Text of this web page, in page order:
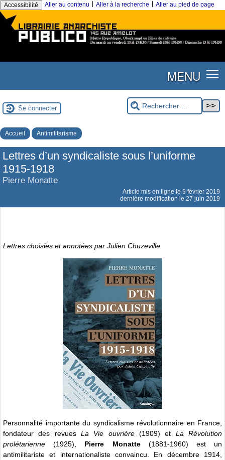
Accessibilité Aller au contenu Aller à la recherche Aller au pied de page
MENU
Se connecter
Accueil Antimilitarisme
Lettres d’un syndicaliste sous l’uniforme
1915-1918
Pierre Monatte
Article mis en ligne le 9 février 2019
dernière modification le 27 juin 2019
Lettres choisies et annotées par Julien Chuzeville
Personnalité importante du syndicalisme révolutionnaire en France,
fondateur des revues La Vie ouvrière(1909) et La Révolution
prolétarienne (1925), Pierre Monatte(1881-1960) est un
antimilitariste et internationaliste convaincu. En décembre 1914,